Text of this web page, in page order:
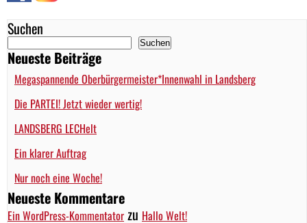
Suchen
Suchen
Neueste Beiträge
Megaspannende Oberbürgermeister*Innenwahl in Landsberg
Die PARTEI! Jetzt wieder wertig!
LANDSBERG LECHelt
Ein klarer Auftrag
Nur noch eine Woche!
Neueste Kommentare
Ein WordPress-Kommentator zu Hallo Welt!